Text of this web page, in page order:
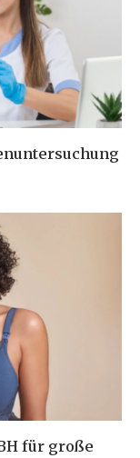
für große